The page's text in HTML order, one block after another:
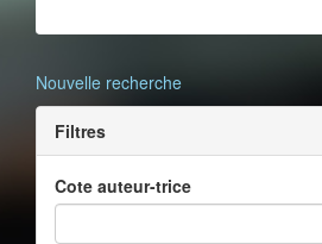
Nouvelle recherche
Filtres
Cote auteur-trice